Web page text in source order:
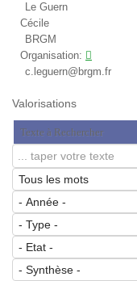
Le Guern
Cécile
BRGM
Organisation:
c.leguern@brgm.fr
Valorisations
Texte à Rechercher